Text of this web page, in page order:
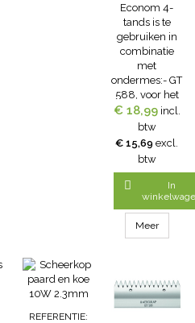
Econom 4-
tands is te
gebruiken in
combinatie
met
ondermes:- GT
588, voor het
scheren van
schapen,
speciaal voor
de
3,5 mm
set voor GT494
Econom)
€ 18,99 incl.
btw
€ 15,69 excl.
btw

In
Meer
REFERENTIE: